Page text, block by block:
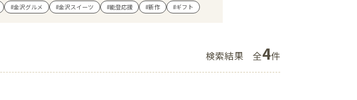
ショップニュース
アクセス・パーキング
#金沢グルメ #金沢スイーツ #能登応援 #新作 #ギフト
検索結果 全4件